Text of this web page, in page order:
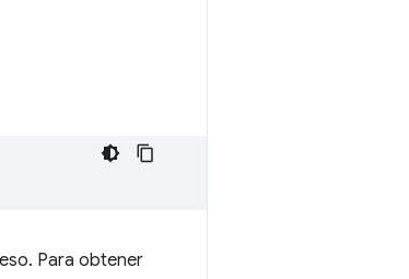
Para obtener